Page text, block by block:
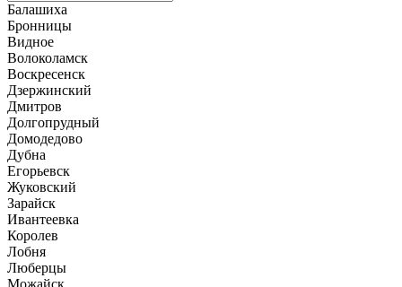
Балашиха
Бронницы
Видное
Волоколамск
Воскресенск
Дзержинский
Дмитров
Долгопрудный
Домодедово
Дубна
Егорьевск
Жуковский
Зарайск
Ивантеевка
Королев
Лобня
Люберцы
Можайск